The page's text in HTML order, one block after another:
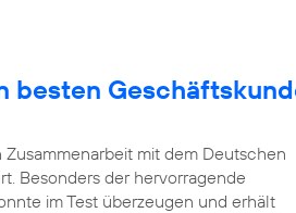
besten
mit dem Deutschen
Besonders der hervorragende
im Test überzeugen und erhält